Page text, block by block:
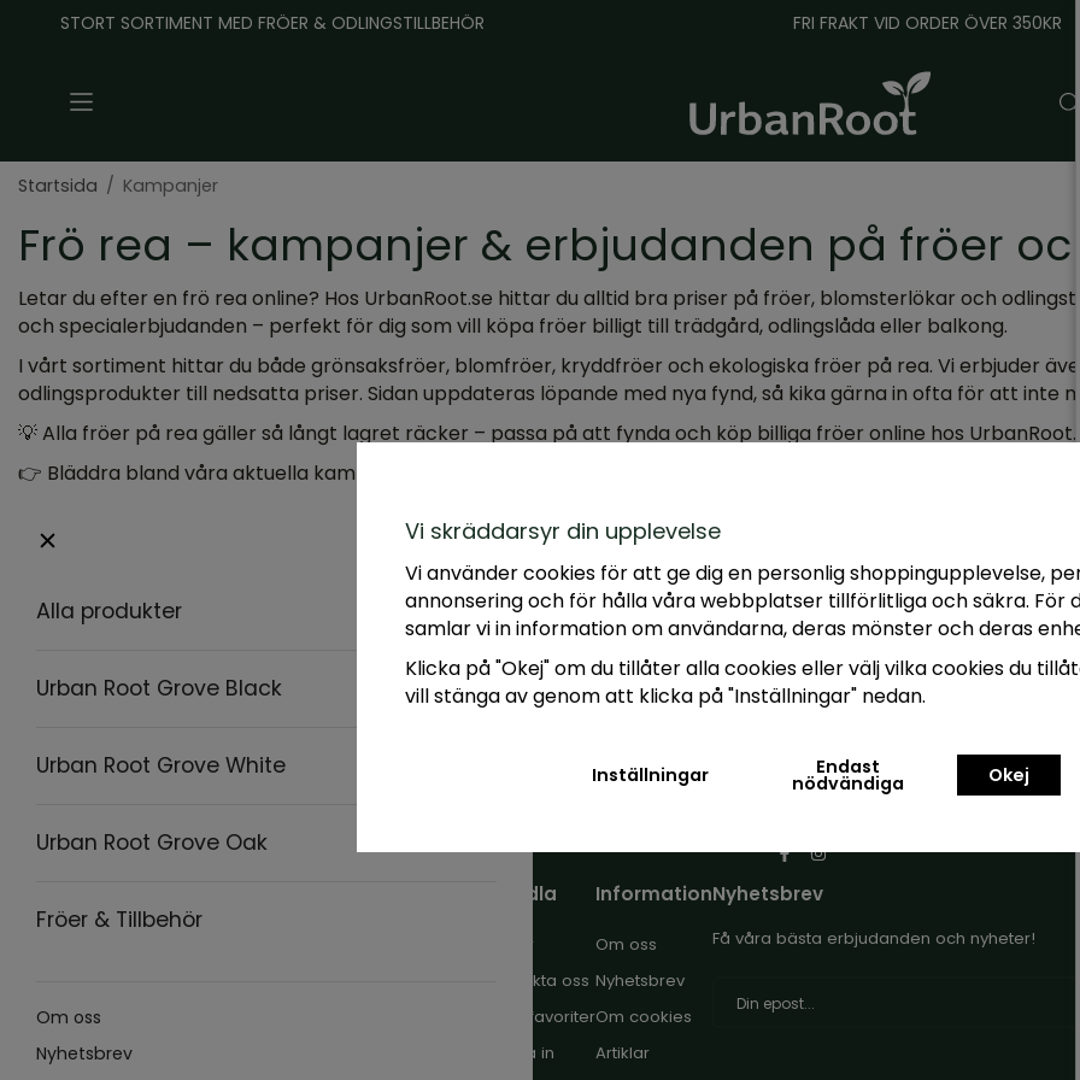
STORT SORTIMENT MED FRÖER & ODLINGSTILLBEHÖR FRI FRAKT VID ORDER ÖVER 350KR
Startsida / Kampanjer
Frö rea – kampanjer & erbjudanden på fröer
Letar du efter en frö rea online? Hos UrbanRoot.se hittar du alltid bra priser på fröer, blomsterlökar och
och specialerbjudanden – perfekt för dig som vill köpa fröer billigt till trädgård, odlingslåda eller balkong.
I vårt sortiment hittar du både grönsaksfröer, blomfröer, kryddfröer och ekologiska fröer på rea. Vi erbjuder
odlingsprodukter till nedsatta priser. Sidan uppdateras löpande med nya fynd, så kika gärna in ofta för att inte
💡Alla fröer på rea gäller så långt lagret räcker – passa på att fynda och köp billiga fröer online hos
👉 Bläddra bland våra aktuella kampanjer nedan och hitta dina favoriter redan idag!
Låga priser Snabb leveransAllt du behöver för din odling
Handla
Villkor
Kontakta oss
Mina favoriter
Logga in
Information
Om oss
Nyhetsbrev
Om cookies
Artiklar
Nyhetsbrev
Få våra bästa erbjudanden och nyheter!
postadress
Alla produkter
Urban Root Grove Black
Urban Root Grove White
Urban Root Grove Oak
Fröer & Tillbehör
Om oss
Nyhetsbrev
Vi skräddarsyr din upplevelse
Vi använder cookies för att ge dig en personlig shoppingupplevelse,
annonsering och för hålla våra webbplatser tillförlitliga och säkra. För
samlar vi in information om användarna, deras mönster och deras
Klicka på "Okej" om du tillåter alla cookies eller välj vilka cookies du
vill stänga av genom att klicka på "Inställningar" nedan.
Inställningar Endast
nödvändiga Okej